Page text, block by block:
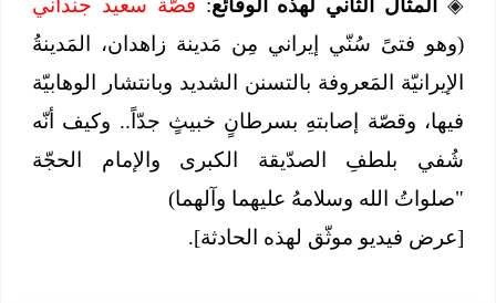
◈
المثال الثاني لهذه الوقائع: قصّة سعيد جنداني
(وهو فتىً سُنّي إيراني مِن مَدينة زاهدان، المَدينةُ
الإيرانيّة المَعروفة بالتسنن الشديد وبانتشار الوهابيّة
فيها، وقصّة إصابتهِ بسرطانٍ خبيثٍ جدّاً.. وكيف أنّه
شُفي بلطفِ الصدّيقة الكبرى والإمام الحجّة
"صلواتُ الله وسلامهُ عليهما وآلهما)
[عرض فيديو موثّق لهذه الحادثة].